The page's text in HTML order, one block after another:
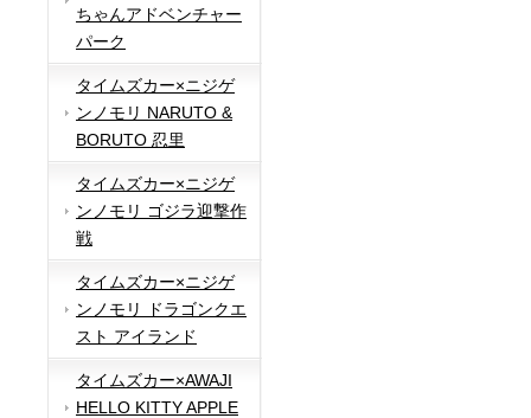
ちゃんアドベンチャー
パーク
タイムズカー×ニジゲ
ンノモリ NARUTO &
BORUTO 忍里
タイムズカー×ニジゲ
ンノモリ ゴジラ迎撃作
戦
タイムズカー×ニジゲ
ンノモリ ドラゴンクエ
スト アイランド
タイムズカー×AWAJI
HELLO KITTY APPLE